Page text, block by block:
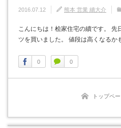
2016.07.12 熊本 営業 續大介
こんにちは！桧家住宅の續です。 先
ツを買いました。 値段は高くなる
0 0
トップペ